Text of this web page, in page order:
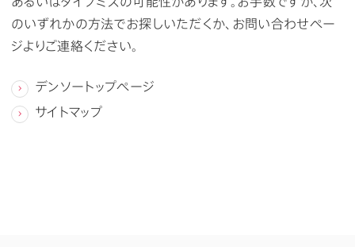
のいずれかの方法でお探しいただくか、お問い合わせペー
ジよりご連絡ください。
デンソートップページ
サイトマップ